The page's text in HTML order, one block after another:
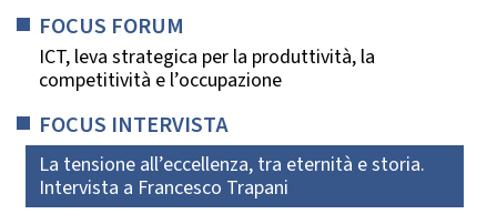
FOCUS FORUM
ICT, leva strategica per la produttività, la
competitività e l’occupazione
FOCUS INTERVISTA
La tensione all’eccellenza, tra eternità e storia.
Intervista a Francesco Trapani